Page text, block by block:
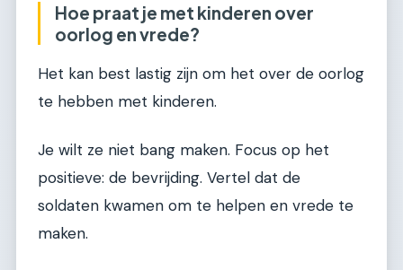
Hoe praat je met kinderen over
oorlog en vrede?
Het kan best lastig zijn om het over de oorlog
te hebben met kinderen.
Je wilt ze niet bang maken. Focus op het
positieve: de bevrijding. Vertel dat de
soldaten kwamen om te helpen en vrede te
maken.